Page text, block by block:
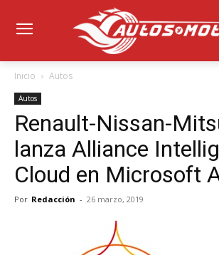
Inicio Autos
Autos
Renault-Nissan-
lanza Alliance
Cloud en Microsoft
Por Redacción - 26 marzo, 2019